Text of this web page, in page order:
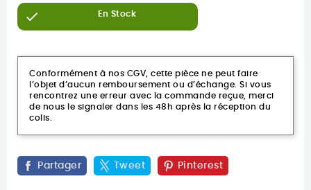
 En Stock
Conformément à nos CGV, cette pièce ne peut faire
l’objet d’aucun remboursement ou d’échange. Si vous
rencontrez une erreur avec la commande reçue, merci
de nous le signaler dans les 48h après la réception du
colis.
Partager Tweet Pinterest